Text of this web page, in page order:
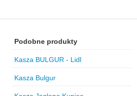
Podobne produkty
Kasza BULGUR - Lidl
Kasza Bulgur